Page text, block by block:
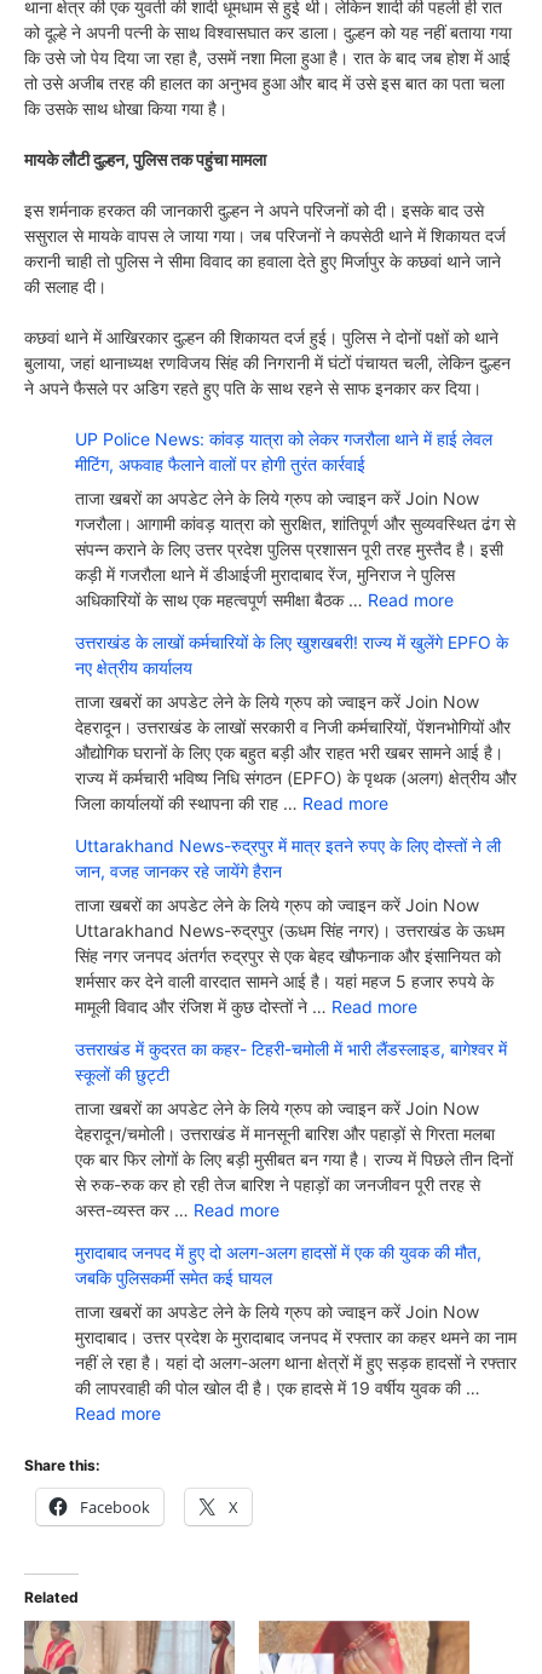
थाना क्षेत्र की एक युवती की शादी धूमधाम से हुई थी। लेकिन शादी की पहली ही रात
को दूल्हे ने अपनी पत्नी के साथ विश्वासघात कर डाला। दुल्हन को यह नहीं बताया गया
कि उसे जो पेय दिया जा रहा है, उसमें नशा मिला हुआ है। रात के बाद जब होश में आई
तो उसे अजीब तरह की हालत का अनुभव हुआ और बाद में उसे इस बात का पता चला
कि उसके साथ धोखा किया गया है।
मायके लौटी दुल्हन, पुलिस तक पहुंचा मामला
इस शर्मनाक हरकत की जानकारी दुल्हन ने अपने परिजनों को दी। इसके बाद उसे
ससुराल से मायके वापस ले जाया गया। जब परिजनों ने कपसेठी थाने में शिकायत दर्ज
करानी चाही तो पुलिस ने सीमा विवाद का हवाला देते हुए मिर्जापुर के कछवां थाने जाने
की सलाह दी।
कछवां थाने में आखिरकार दुल्हन की शिकायत दर्ज हुई। पुलिस ने दोनों पक्षों को थाने
बुलाया, जहां थानाध्यक्ष रणविजय सिंह की निगरानी में घंटों पंचायत चली, लेकिन दुल्हन
ने अपने फैसले पर अडिग रहते हुए पति के साथ रहने से साफ इनकार कर दिया।
UP Police News: कांवड़ यात्रा को लेकर गजरौला थाने में हाई लेवल
मीटिंग, अफवाह फैलाने वालों पर होगी तुरंत कार्रवाई
ताजा खबरों का अपडेट लेने के लिये ग्रुप को ज्वाइन करें Join Now
गजरौला। आगामी कांवड़ यात्रा को सुरक्षित, शांतिपूर्ण और सुव्यवस्थित ढंग से
संपन्न कराने के लिए उत्तर प्रदेश पुलिस प्रशासन पूरी तरह मुस्तैद है। इसी
कड़ी में गजरौला थाने में डीआईजी मुरादाबाद रेंज, मुनिराज ने पुलिस
अधिकारियों के साथ एक महत्वपूर्ण समीक्षा बैठक … Read more
उत्तराखंड के लाखों कर्मचारियों के लिए खुशखबरी! राज्य में खुलेंगे EPFO के
नए क्षेत्रीय कार्यालय
ताजा खबरों का अपडेट लेने के लिये ग्रुप को ज्वाइन करें Join Now
देहरादून। उत्तराखंड के लाखों सरकारी व निजी कर्मचारियों, पेंशनभोगियों और
औद्योगिक घरानों के लिए एक बहुत बड़ी और राहत भरी खबर सामने आई है।
राज्य में कर्मचारी भविष्य निधि संगठन (EPFO) के पृथक (अलग) क्षेत्रीय और
जिला कार्यालयों की स्थापना की राह … Read more
Uttarakhand News-रुद्रपुर में मात्र इतने रुपए के लिए दोस्तों ने ली
जान, वजह जानकर रहे जायेंगे हैरान
ताजा खबरों का अपडेट लेने के लिये ग्रुप को ज्वाइन करें Join Now
Uttarakhand News-रुद्रपुर (ऊधम सिंह नगर)। उत्तराखंड के ऊधम
सिंह नगर जनपद अंतर्गत रुद्रपुर से एक बेहद खौफनाक और इंसानियत को
शर्मसार कर देने वाली वारदात सामने आई है। यहां महज 5 हजार रुपये के
मामूली विवाद और रंजिश में कुछ दोस्तों ने … Read more
उत्तराखंड में कुदरत का कहर- टिहरी-चमोली में भारी लैंडस्लाइड, बागेश्वर में
स्कूलों की छुट्टी
ताजा खबरों का अपडेट लेने के लिये ग्रुप को ज्वाइन करें Join Now
देहरादून/चमोली। उत्तराखंड में मानसूनी बारिश और पहाड़ों से गिरता मलबा
एक बार फिर लोगों के लिए बड़ी मुसीबत बन गया है। राज्य में पिछले तीन दिनों
से रुक-रुक कर हो रही तेज बारिश ने पहाड़ों का जनजीवन पूरी तरह से
अस्त-व्यस्त कर … Read more
मुरादाबाद जनपद में हुए दो अलग-अलग हादसों में एक की युवक की मौत,
जबकि पुलिसकर्मी समेत कई घायल
ताजा खबरों का अपडेट लेने के लिये ग्रुप को ज्वाइन करें Join Now
मुरादाबाद। उत्तर प्रदेश के मुरादाबाद जनपद में रफ्तार का कहर थमने का नाम
नहीं ले रहा है। यहां दो अलग-अलग थाना क्षेत्रों में हुए सड़क हादसों ने रफ्तार
की लापरवाही की पोल खोल दी है। एक हादसे में 19 वर्षीय युवक की …
Read more
Share this:
Facebook X
Related